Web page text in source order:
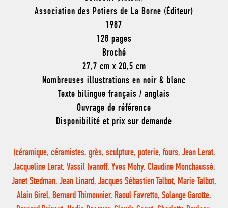
Association des Potiers de La Borne (Éditeur)
1987
128 pages
Broché
27,7 cm x 20,5 cm
Nombreuses illustrations en noir & blanc
Texte bilingue français / anglais
Ouvrage de référence
Disponibilité et prix sur demande
(céramique, céramistes, grès, sculpture, poterie, fours, Jean Lerat,
Jacqueline Lerat, Vassil Ivanoff, Yves Mohy, Claudine Monchaussé,
Janet Stedman, Jean Linard, Jacques Sébastien Talbot, Marie Talbot,
Alain Girel, Bernard Thimonnier, Raoul Favretto, Solange Garotte,